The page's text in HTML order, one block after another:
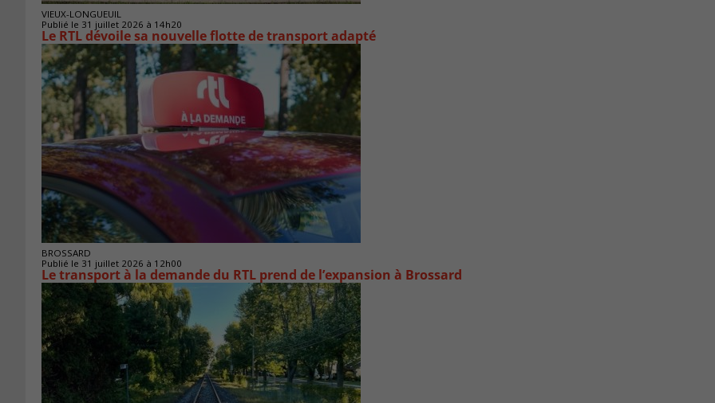
VIEUX-LONGUEUIL
Publié le 31 juillet 2026 à 14h20
Le RTL dévoile sa nouvelle flotte de transport adapté
BROSSARD
Publié le 31 juillet 2026 à 12h00
Le transport à la demande du RTL prend de l’expansion à Brossard